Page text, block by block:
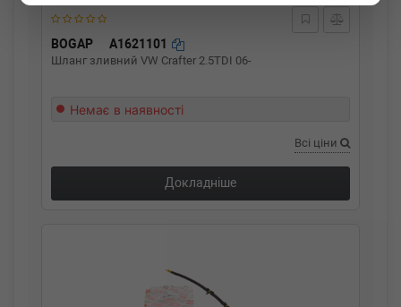
BOGAP A1621101
Шланг зливний VW Crafter 2.5TDI 06-
Немає в наявності
Всі ціни
Докладніше